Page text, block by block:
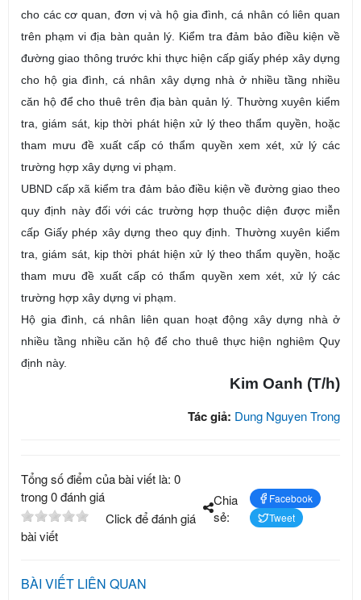
cho các cơ quan, đơn vị và hộ gia đình, cá nhân có liên quan
trên phạm vi địa bàn quản lý. Kiểm tra đảm bảo điều kiện về
đường giao thông trước khi thực hiện cấp giấy phép xây dựng
cho hộ gia đình, cá nhân xây dựng nhà ở nhiều tầng nhiều
căn hộ để cho thuê trên địa bàn quản lý. Thường xuyên kiểm
tra, giám sát, kịp thời phát hiện xử lý theo thẩm quyền, hoặc
tham mưu đề xuất cấp có thẩm quyền xem xét, xử lý các
trường hợp xây dựng vi phạm.
UBND cấp xã kiểm tra đảm bảo điều kiện về đường giao theo
quy định này đối với các trường hợp thuộc diện được miễn
cấp Giấy phép xây dựng theo quy định. Thường xuyên kiểm
tra, giám sát, kịp thời phát hiện xử lý theo thẩm quyền, hoặc
tham mưu đề xuất cấp có thẩm quyền xem xét, xử lý các
trường hợp xây dựng vi phạm.
Hộ gia đình, cá nhân liên quan hoạt động xây dựng nhà ở
nhiều tầng nhiều căn hộ để cho thuê thực hiện nghiêm Quy
định này.
Kim Oanh (T/h)
Tác giả: Dung Nguyen Trong
Tổng số điểm của bài viết là: 0
trong 0 đánh giá
Click để đánh giá
bài viết
Chia
sẻ:
Facebook
Tweet
BÀI VIẾT LIÊN QUAN